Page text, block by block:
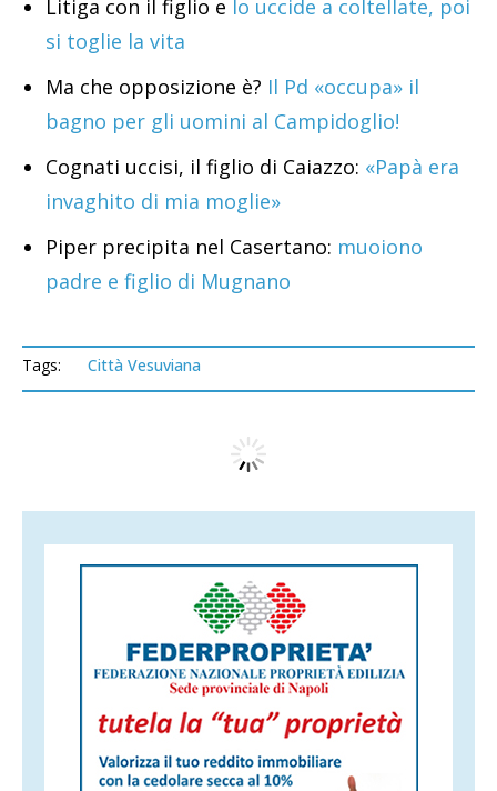
Litiga con il figlio e lo uccide a coltellate, poi
si toglie la vita
Ma che opposizione è? Il Pd «occupa» il
bagno per gli uomini al Campidoglio!
Cognati uccisi, il figlio di Caiazzo: «Papà era
invaghito di mia moglie»
Piper precipita nel Casertano: muoiono
padre e figlio di Mugnano
Tags: Città Vesuviana